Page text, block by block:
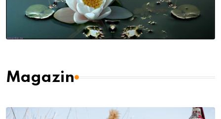
Magazin